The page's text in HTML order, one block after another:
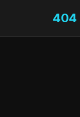
404